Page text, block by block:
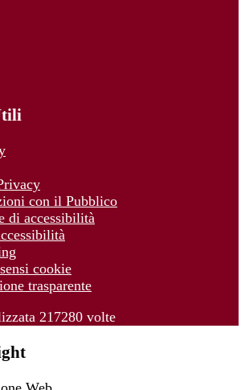
con il Pubblico
di accessibilità
cookie
trasparente
217280 volte